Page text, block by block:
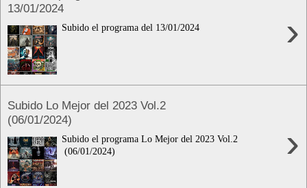
13/01/2024
›
Subido el programa del 13/01/2024
Subido Lo Mejor del 2023 Vol.2
(06/01/2024)
›
Subido el programa Lo Mejor del 2023 Vol.2
(06/01/2024)